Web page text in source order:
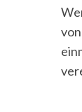
von